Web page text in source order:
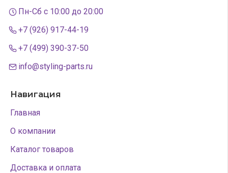
Пн-Сб с 10:00 до 20:00
+7 (926) 917-44-19
+7 (499) 390-37-50
info@styling-parts.ru
Навигация
Главная
О компании
Каталог товаров
Доставка и оплата